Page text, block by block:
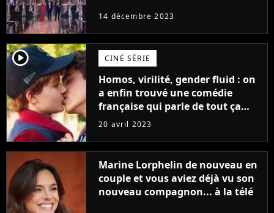
14 décembre 2023
player2 CINÉ SÉRIE
Homos, virilité, gender fluid : on
a enfin trouvé une comédie
française qui parle de tout ça
sans être super ringarde
20 avril 2023
Marine Lorphelin de nouveau en
couple et vous aviez déjà vu son
nouveau compagnon... à la télé